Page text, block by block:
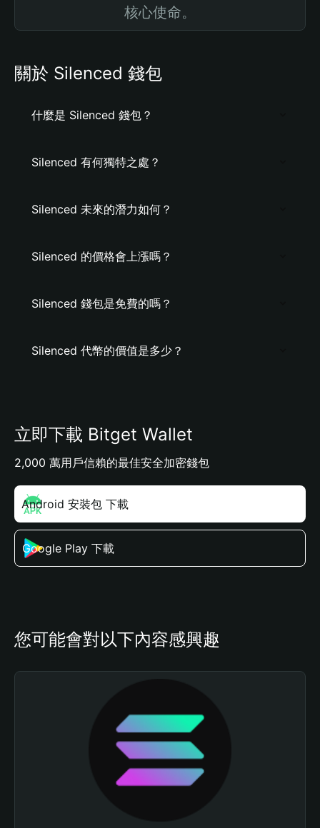
核心使命。
關於 Silenced 錢包
什麼是 Silenced 錢包？
Silenced 有何獨特之處？
Silenced 未來的潛力如何？
Silenced 的價格會上漲嗎？
Silenced 錢包是免費的嗎？
Silenced 代幣的價值是多少？
立即下載 Bitget Wallet
2,000 萬用戶信賴的最佳安全加密錢包
Android 安裝包 下載
Google Play 下載
您可能會對以下內容感興趣